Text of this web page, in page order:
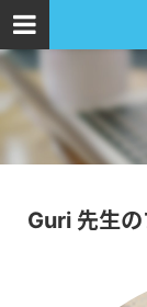
Guri 先生